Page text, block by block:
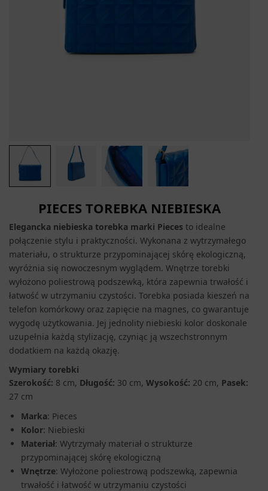
PIECES TOREBKA NIEBIESKA
Elegancka niebieska torebka marki Pieces to idealne
połączenie stylu i praktyczności. Wykonana z wytrzymałego
materiału, o strukturze przypominającej skórę ekologiczną,
wyróżnia się nowoczesnym wyglądem. Wnętrze torebki
wyłożono poliestrową podszewką, która zapewnia trwałość i
łatwość w utrzymaniu czystości. Torebka posiada kieszeń na
telefon komórkowy oraz zapięcie na magnes, co gwarantuje
wygodę użytkowania. Jej jednolity niebieski kolor doskonale
uzupełnia każdą stylizację, czyniąc ją wszechstronnym
dodatkiem na każdą okazję.
Wymiary torebki
Szerokość: 8 cm, Długość: 30 cm,Wysokość: 20 cm, Pasek:
27 cm
Marka: Pieces
Kolor: Niebieski
Materiał: Wytrzymały materiał o strukturze
przypominającej skórę ekologiczną
Wnętrze: Wyłożone poliestrową podszewką, zapewnia
trwałość i łatwość w utrzymaniu czystości